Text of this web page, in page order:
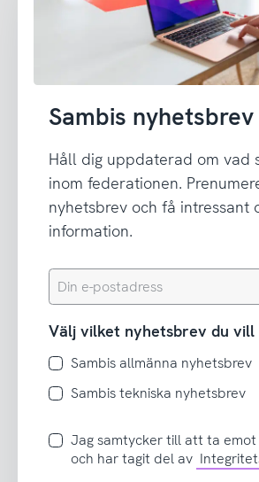
Sambis nyhetsbrev
Håll dig uppdaterad om vad
inom federationen.
nyhetsbrev och få intressant
information.
Din
e-
Välj vilket nyhetsbrev du vill
Sambis allmänna nyhetsbrev
Sambis tekniska nyhetsbrev
Jag
samtycker
Jag samtycker till att ta
och har tagit del av